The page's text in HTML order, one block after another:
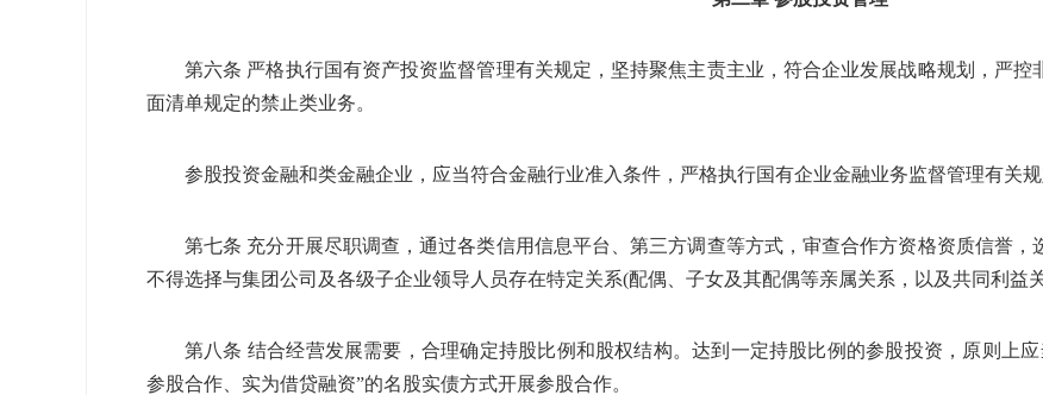
第六条 严格执行国有资产投资监督管理有关规定，坚持聚焦主责主业，符合企业发展战略规划，严
面清单规定的禁止类业务。
参股投资金融和类金融企业，应当符合金融行业准入条件，严格执行国有企业金融业务监督管理有关规
第七条 充分开展尽职调查，通过各类信用信息平台、第三方调查等方式，审查合作方资格资质信誉，
不得选择与集团公司及各级子企业领导人员存在特定关系(配偶、子女及其配偶等亲属关系，以及共同利益
第八条 结合经营发展需要，合理确定持股比例和股权结构。达到一定持股比例的参股投资，原则上
参股合作、实为借贷融资”的名股实债方式开展参股合作。